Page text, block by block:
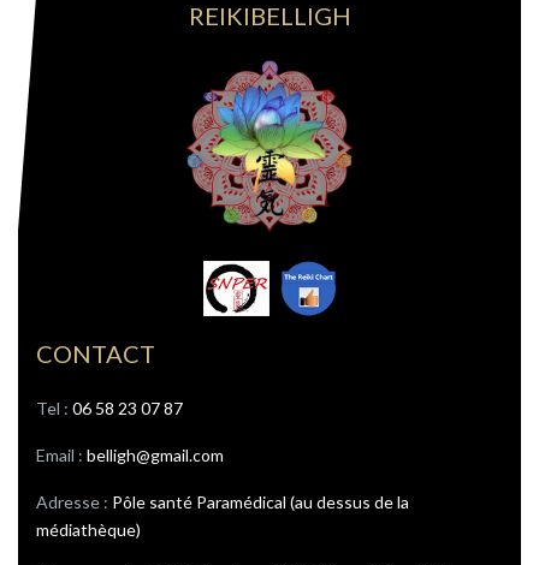
REIKIBELLIGH
CONTACT
Tel : ‭ 06 58 23 07 87
Email : belligh@gmail.com
Adresse : Pôle santé Paramédical (au dessus de la
médiathèque)